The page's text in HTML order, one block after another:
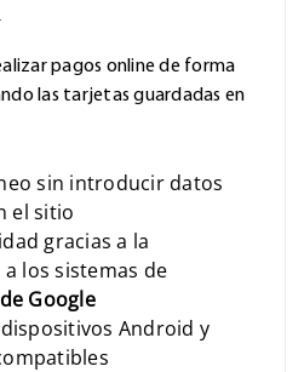
pagos online de forma
las tarjetas guardadas en
sin introducir datos
el sitio
gracias a la
a los sistemas de
Google
Android y